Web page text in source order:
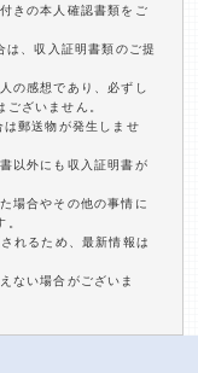
きの本人確認書類をご
、収入証明書類のご提
の感想であり、必ずし
ざいません。
郵送物が発生しませ
以外にも収入証明書が
場合やその他の事情に
れるため、最新情報は
ない場合がございま